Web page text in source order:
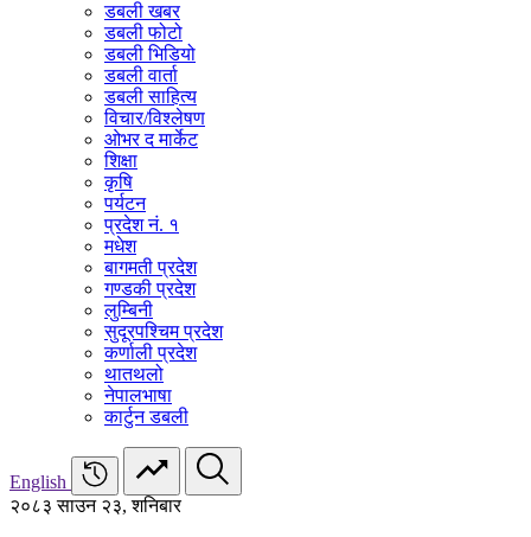
डबली खबर
डबली फोटो
डबली भिडियो
डबली वार्ता
डबली साहित्य
विचार/विश्‍लेषण
ओभर द मार्केट
शिक्षा
कृषि
पर्यटन
प्रदेश नं. १
मधेश
बागमती प्रदेश
गण्डकी प्रदेश
लुम्बिनी
सुदूरपश्चिम प्रदेश
कर्णाली प्रदेश
थातथलो
नेपालभाषा
कार्टुन डबली
English
२०८३ साउन २३, शनिबार